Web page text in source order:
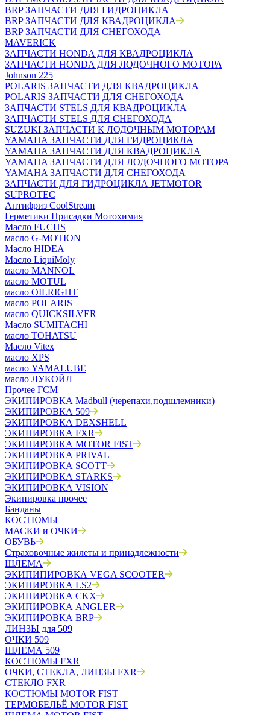
BRP ЗАПЧАСТИ ДЛЯ ГИДРОЦИКЛА
BRP ЗАПЧАСТИ ДЛЯ КВАДРОЦИКЛА
BRP ЗАПЧАСТИ ДЛЯ СНЕГОХОДА
MAVERICK
ЗАПЧАСТИ HONDA ДЛЯ КВАДРОЦИКЛА
ЗАПЧАСТИ HONDA ДЛЯ ЛОДОЧНОГО МОТОРА
Johnson 225
POLARIS ЗАПЧАСТИ ДЛЯ КВАДРОЦИКЛА
POLARIS ЗАПЧАСТИ ДЛЯ СНЕГОХОДА
ЗАПЧАСТИ STELS ДЛЯ КВАДРОЦИКЛА
ЗАПЧАСТИ STELS ДЛЯ СНЕГОХОДА
SUZUKI ЗАПЧАСТИ К ЛОДОЧНЫМ МОТОРАМ
YAMAHA ЗАПЧАСТИ ДЛЯ ГИДРОЦИКЛА
YAMAHA ЗАПЧАСТИ ДЛЯ КВАДРОЦИКЛА
YAMAHA ЗАПЧАСТИ ДЛЯ ЛОДОЧНОГО МОТОРА
YAMAHA ЗАПЧАСТИ ДЛЯ СНЕГОХОДА
ЗАПЧАСТИ ДЛЯ ГИДРОЦИКЛА JETMOTOR
SUPROTEC
Антифриз CoolStream
Герметики Присадки Мотохимия
Масло FUCHS
масло G-MOTION
Масло HIDEA
Масло LiquiMoly
масло MANNOL
масло MOTUL
масло OILRIGHT
масло POLARIS
масло QUICKSILVER
Масло SUMITACHI
масло TOHATSU
Масло Vitex
масло XPS
масло YAMALUBE
масло ЛУКОЙЛ
Прочее ГСМ
ЭКИПИРОВКА Madbull (черепахи,подшлемники)
ЭКИПИРОВКА 509
ЭКИПИРОВКА DEXSHELL
ЭКИПИРОВКА FXR
ЭКИПИРОВКА MOTOR FIST
ЭКИПИРОВКА PRIVAL
ЭКИПИРОВКА SCOTT
ЭКИПИРОВКА STARKS
ЭКИПИРОВКА VISION
Экипировка прочее
Банданы
КОСТЮМЫ
МАСКИ и ОЧКИ
ОБУВЬ
Страховочные жилеты и принадлежности
ШЛЕМА
ЭКИПИПИРОВКА VEGA SCOOTER
ЭКИПИРОВКА LS2
ЭКИПИРОВКА CKX
ЭКИПИРОВКА ANGLER
ЭКИПИРОВКА BRP
ЛИНЗЫ для 509
ОЧКИ 509
ШЛЕМА 509
КОСТЮМЫ FXR
ОЧКИ, СТЕКЛА, ЛИНЗЫ FXR
СТЕКЛО FXR
КОСТЮМЫ MOTOR FIST
ТЕРМОБЕЛЬЁ MOTOR FIST